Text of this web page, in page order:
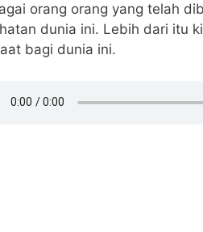
orang orang yang telah
dunia ini. Lebih dari itu
bagi dunia ini.